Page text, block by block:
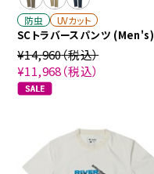
防虫 UVカット
SCトラバースパンツ (Men's)
¥14,960（税込）
¥11,968（税込）